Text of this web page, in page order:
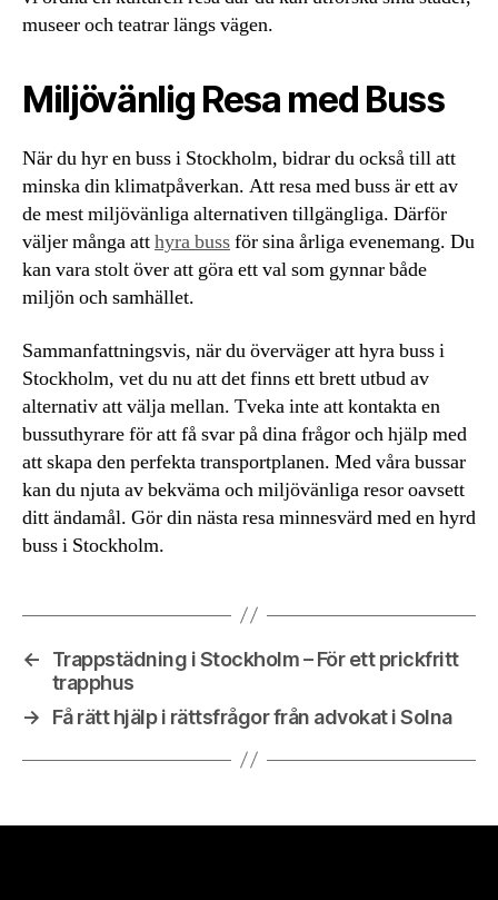
museer och teatrar längs vägen.
Miljövänlig Resa med Buss
När du hyr en buss i Stockholm, bidrar du också till att
minska din klimatpåverkan. Att resa med buss är ett av
de mest miljövänliga alternativen tillgängliga. Därför
väljer många atthyra bussför sina årliga evenemang. Du
kan vara stolt över att göra ett val som gynnar både
miljön och samhället.
Sammanfattningsvis, när du överväger att hyra buss i
Stockholm, vet du nu att det finns ett brett utbud av
alternativ att välja mellan. Tveka inte att kontakta en
bussuthyrare för att få svar på dina frågor och hjälp med
att skapa den perfekta transportplanen. Med våra bussar
kan du njuta av bekväma och miljövänliga resor oavsett
ditt ändamål. Gör din nästa resa minnesvärd med en hyrd
buss i Stockholm.
←
Trappstädning i Stockholm – För ett prickfritt
trapphus
→
Få rätt hjälp i rättsfrågor från advokat i Solna